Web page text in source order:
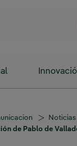
Noticias
de Pablo de